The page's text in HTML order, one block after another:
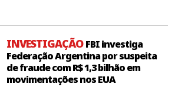
INVESTIGAÇÃOFBI investiga
Federação Argentina por suspeita
de fraude com R$ 1,3 bilhão em
movimentações nos EUA